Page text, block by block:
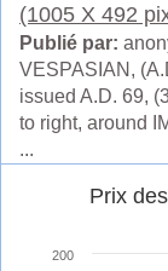
(1005 X 492
Publié par:
VESPASIAN,
issued A.D. 69,
to right, around
...